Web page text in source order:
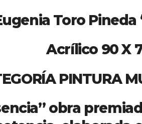
Pineda
X 70
PINTURA
obra